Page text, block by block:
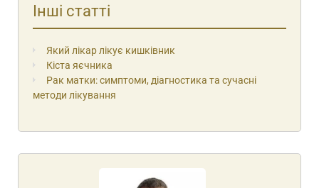
Інші статті
Який лікар лікує кишківник
Кіста яєчника
Рак матки: симптоми, діагностика та сучасні
методи лікування